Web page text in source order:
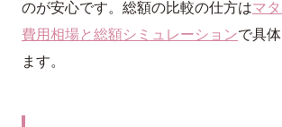
のが安心です。総額の比較の仕方はマ
費用相場と総額シミュレーションで具
ます。